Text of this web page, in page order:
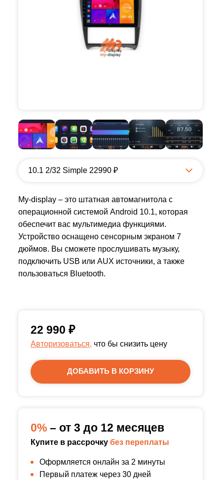
10.1 2/32 Simple 22990 ₽
My-display – это штатная автомагнитола с
операционной системой Android 10.1, которая
обеспечит вас мультимедиа функциями.
Устройство оснащено сенсорным экраном 7
дюймов. Вы сможете прослушивать музыку,
подключить USB или AUX источники, а также
пользоваться Bluetooth.
22 990 ₽
Авторизоваться, что бы снизить цену
ДОБАВИТЬ В КОРЗИНУ
0% – от 3 до 12 месяцев
Купите в рассрочку без переплаты
Оформляется онлайн за 2 минуты
Первый платеж через 30 дней